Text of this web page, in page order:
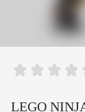
LEGO